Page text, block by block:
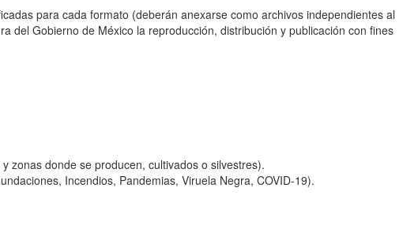
para cada formato (deberán anexarse como archivos independientes al
del Gobierno de México la reproducción, distribución y publicación con fines
zonas donde se producen, cultivados o silvestres).
Incendios, Pandemias, Viruela Negra, COVID-19).